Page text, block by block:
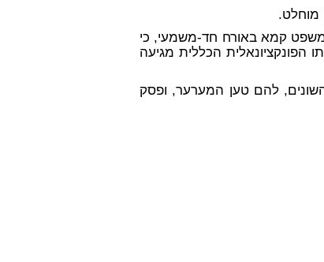
מוחלט.
קמא באורח חד-משמעי, כי
הפונקציונאלית הכללית מגיעה
להם טען המערער, ופסק